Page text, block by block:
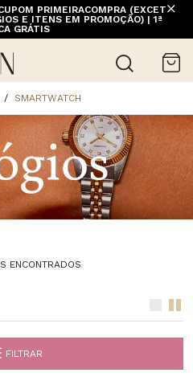
PRIMEIRACOMPRA (EXCETO
E ITENS EM PROMOÇÃO) | 1ª
GRÁTIS
SMARTWATCH
ENCONTRADOS
FILTRAR